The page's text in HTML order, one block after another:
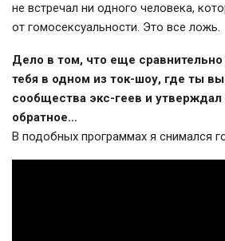
не встречал ни одного человека,
от гомосексуальности. Это все ложь.
Дело в том, что еще
тебя в одном из ток-шоу, где ты
сообщества экс-геев и
обратное…
В подобных программах я снимался